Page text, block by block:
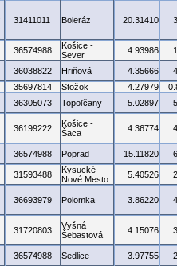
31411011 Boleráz 20.31410
36574988
Košice -
Sever
4.93986
36038822 Hriňová 4.35666
35697814 Stožok 4.27979
36305073 Topoľčany 5.02897
36199222
Košice -
Šaca
4.36774
36574988 Poprad 15.11820
31593488
Kysucké
Nové Mesto
5.40526
36693979 Polomka 3.86220
31720803
Vyšná
Šebastová
4.15076
36574988 Sedlice 3.97755